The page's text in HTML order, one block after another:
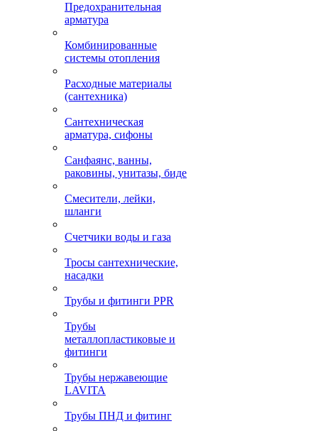
Предохранительная
арматура
Комбинированные
системы отопления
Расходные материалы
(сантехника)
Сантехническая
арматура, сифоны
Санфаянс, ванны,
раковины, унитазы, биде
Смесители, лейки,
шланги
Счетчики воды и газа
Тросы сантехнические,
насадки
Трубы и фитинги PPR
Трубы
металлопластиковые и
фитинги
Трубы нержавеющие
LAVITA
Трубы ПНД и фитинг